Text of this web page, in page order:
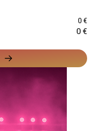
0 €
0 €